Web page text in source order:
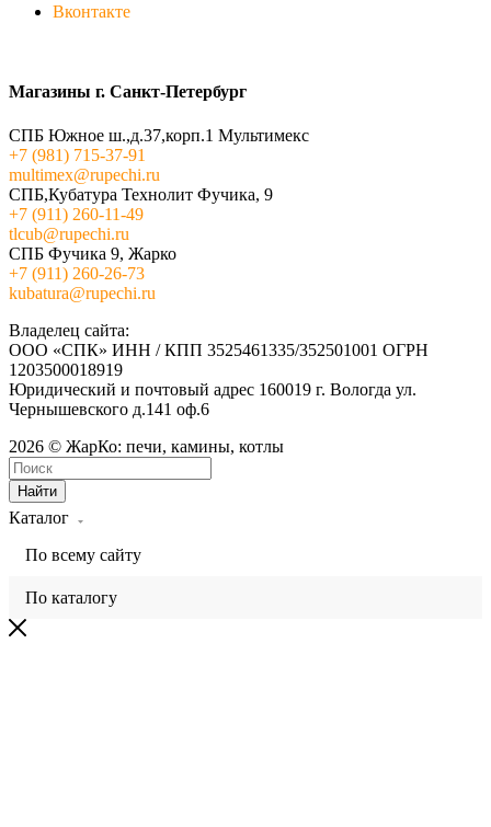
Вконтакте
Магазины г. Санкт-Петербург
СПБ Южное ш.,д.37,корп.1 Мультимекс
+7 (981) 715-37-91
multimex@rupechi.ru
СПБ,Кубатура Технолит Фучика, 9
+7 (911) 260-11-49
tlcub@rupechi.ru
СПБ Фучика 9, Жарко
+7 (911) 260-26-73
kubatura@rupechi.ru
Владелец сайта:
ООО «СПК» ИНН / КПП 3525461335/352501001 ОГРН
1203500018919
Юридический и почтовый адрес 160019 г. Вологда ул.
Чернышевского д.141 оф.6
2026 © ЖарКо: печи, камины, котлы
Найти
Каталог
По всему сайту
По каталогу